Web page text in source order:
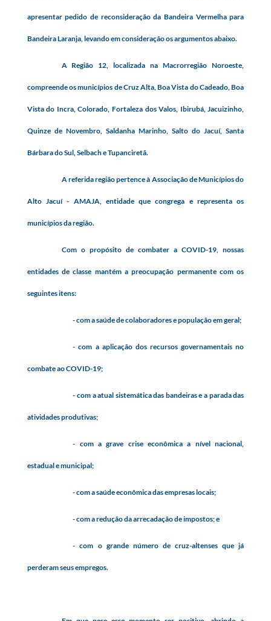
apresentar pedido de reconsideração da Bandeira Vermelha para
Bandeira Laranja, levando em consideração os argumentos abaixo.
A Região 12, localizada na Macrorregião Noroeste,
compreende os municípios de Cruz Alta, Boa Vista do Cadeado, Boa
Vista do Incra, Colorado, Fortaleza dos Valos, Ibirubá, Jacuizinho,
Quinze de Novembro, Saldanha Marinho, Salto do Jacuí, Santa
Bárbara do Sul, Selbach e Tupanciretã.
A referida região pertence à Associação de Municípios do
Alto Jacuí - AMAJA, entidade que congrega e representa os
municípios da região.
Com o propósito de combater a COVID-19, nossas
entidades de classe mantém a preocupação permanente com os
seguintes itens:
- com a saúde de colaboradores e população em geral;
- com a aplicação dos recursos governamentais no
combate ao COVID-19;
- com a atual sistemática das bandeiras e a parada das
atividades produtivas;
- com a grave crise econômica a nível nacional,
estadual e municipal;
- com a saúde econômica das empresas locais;
- com a redução da arrecadação de impostos; e
- com o grande número de cruz-altenses que já
perderam seus empregos.